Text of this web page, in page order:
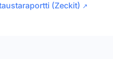
(Zeckit) ↗